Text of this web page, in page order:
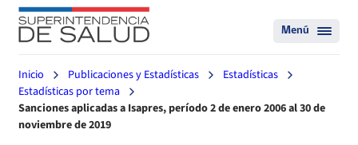
Menú
Inicio Publicaciones y Estadísticas
Estadísticas
Estadísticas por tema
Sanciones aplicadas a Isapres, período 2 de enero 2006 al 30 de
noviembre de 2019